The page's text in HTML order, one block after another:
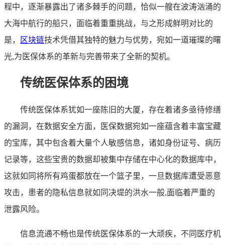
程中，逐渐暴露出了诸多棘手的问题，恰似一艘在波涛汹涌的
大海中航行的船只，面临着重重挑战，与之形成鲜明对比的
是，
区块链技术凭借其独特的魅力与优势，宛如一道璀璨的曙
光,为医保体系的革新与完善带来了全新的契机。
传统医保体系的困境
传统医保体系犹如一座陈旧的大厦，存在着诸多亟待修缮
的漏洞，在数据安全方面，医保数据宛如一座蕴含着丰富宝藏
的宝库，其中包含着大量个人敏感信息，诸如身份证号、病历
记录等，这些宝贵的数据却被集中存储在中心化的数据库中，
这就如同将所有鸡蛋都放在一个篮子里，一旦数据库遭受恶意
攻击，患者的隐私信息就如同决堤的洪水一般,面临着严重的
泄露风险。
信息流通不畅也是传统医保体系的一大顽疾，不同医疗机